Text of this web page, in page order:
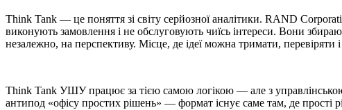
Think Tank — це поняття зі світу серйозної аналітики. RAND
виконують замовлення і не обслуговують чиїсь інтереси. Вони
незалежно, на перспективу. Місце, де ідеї можна тримати, перевіряти
Think Tank УШУ працює за тією самою логікою — але з управлінською
антипод «офісу простих рішень» — формат існує саме там, де прості